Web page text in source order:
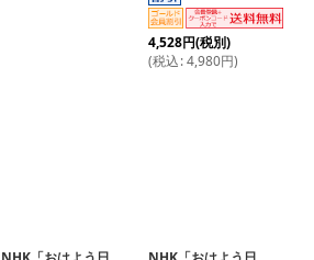
4,528円(税別)
(税込: 4,980円)